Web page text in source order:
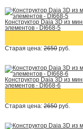
Конструктор Daia 3D из
элементов - DI668-5
Старая цена: 2650 руб.
Конструктор Daia 3D из
элементов - DI668-6
Старая цена: 2650 руб.